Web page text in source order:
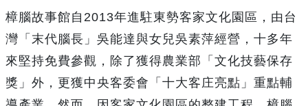
樟腦故事館自2013年進駐東勢客家文化園區，由台
灣「末代腦長」吳能達與女兒吳素萍經營，十多年
來堅持免費參觀，除了獲得農業部「文化技藝保存
獎」外，更獲中央客委會「十大客庄亮點」重點輔